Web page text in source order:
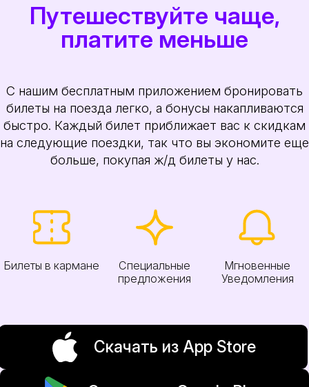
Путешествуйте чаще,
платите меньше
С нашим бесплатным приложением бронировать
билеты на поезда легко, а бонусы накапливаются
быстро. Каждый билет приближает вас к скидкам
на следующие поездки, так что вы экономите еще
больше, покупая ж/д билеты у нас.
Билеты в кармане
Специальные
предложения
Мгновенные
Уведомления
Скачать из App Store